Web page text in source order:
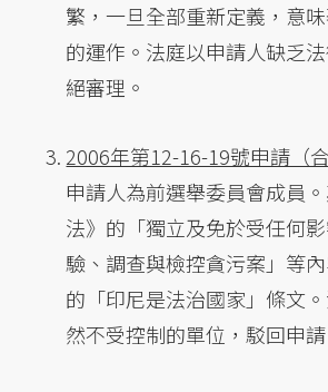
繁，一旦全部重新定義，意
的運作。法庭以申請人缺乏
絕審理。
2006年第12-16-19號申請（
申請人為前選舉委員會成員
法》的「獨立及免於受任何
驗、調查與檢控貪污案」等
的「印尼是法治國家」條文
然不受控制的單位，駁回申請